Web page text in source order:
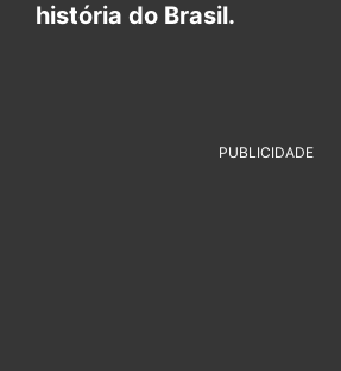
história do Brasil.
PUBLICIDADE